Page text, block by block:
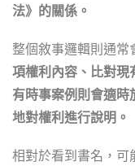
法》的關係。
整個敘事邏輯則通常
項權利內容、比對
有時事案例則會適
地對權利進行說明。
相對於看到書名，